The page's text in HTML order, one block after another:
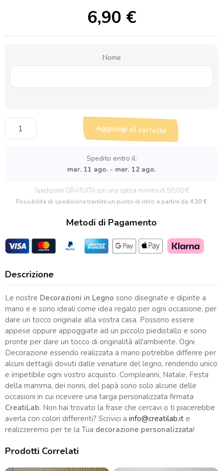
6,90 €
Nome
Pallina
di
Nome
Aggiungi al carrello
Spedito entro il:
mar. 11 ago. - mer. 12 ago.
Spedizione GRATUITA con una spesa minima di 50,00 €
Possibilità di spedizione tramite un punto di ritiro a partire da 4.30 €
Metodi di Pagamento
Descrizione
Le nostre Decorazioni in Legno sono disegnate e dipinte a
mano e e sono ideali come idea regalo per ogni occasione, per
dare un tocco originale alla vostra casa. Possono essere
appese oppure appoggiate ad un piccolo piedistallo e sono
pronte per dare un tocco di originalità all'ambiente. Ogni
Decorazione essendo realizzata a mano potrebbe differire per
alcuni dettagli dovuti dalle venature del legno, rendendo unico
e irripetibile ogni vostro acquisto. Compleanni, Natale, Festa
della mamma, dei nonni, del papà sono solo alcune delle
occasioni in cui ricevere una targa personalizzata firmata
CreatiLab. Non hai trovato la frase che cercavi o ti piacerebbe
averla con colori differenti? Scrivici a info@creatilab.it e
realizzeremo per te la Tua decorazione personalizzata!
Prodotti Correlati